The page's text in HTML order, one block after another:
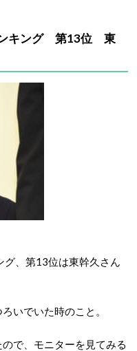
ンキング 第13位 東
グ、第13位は東幹久さん
いでいた時のこと。
で、モニターを見てみる